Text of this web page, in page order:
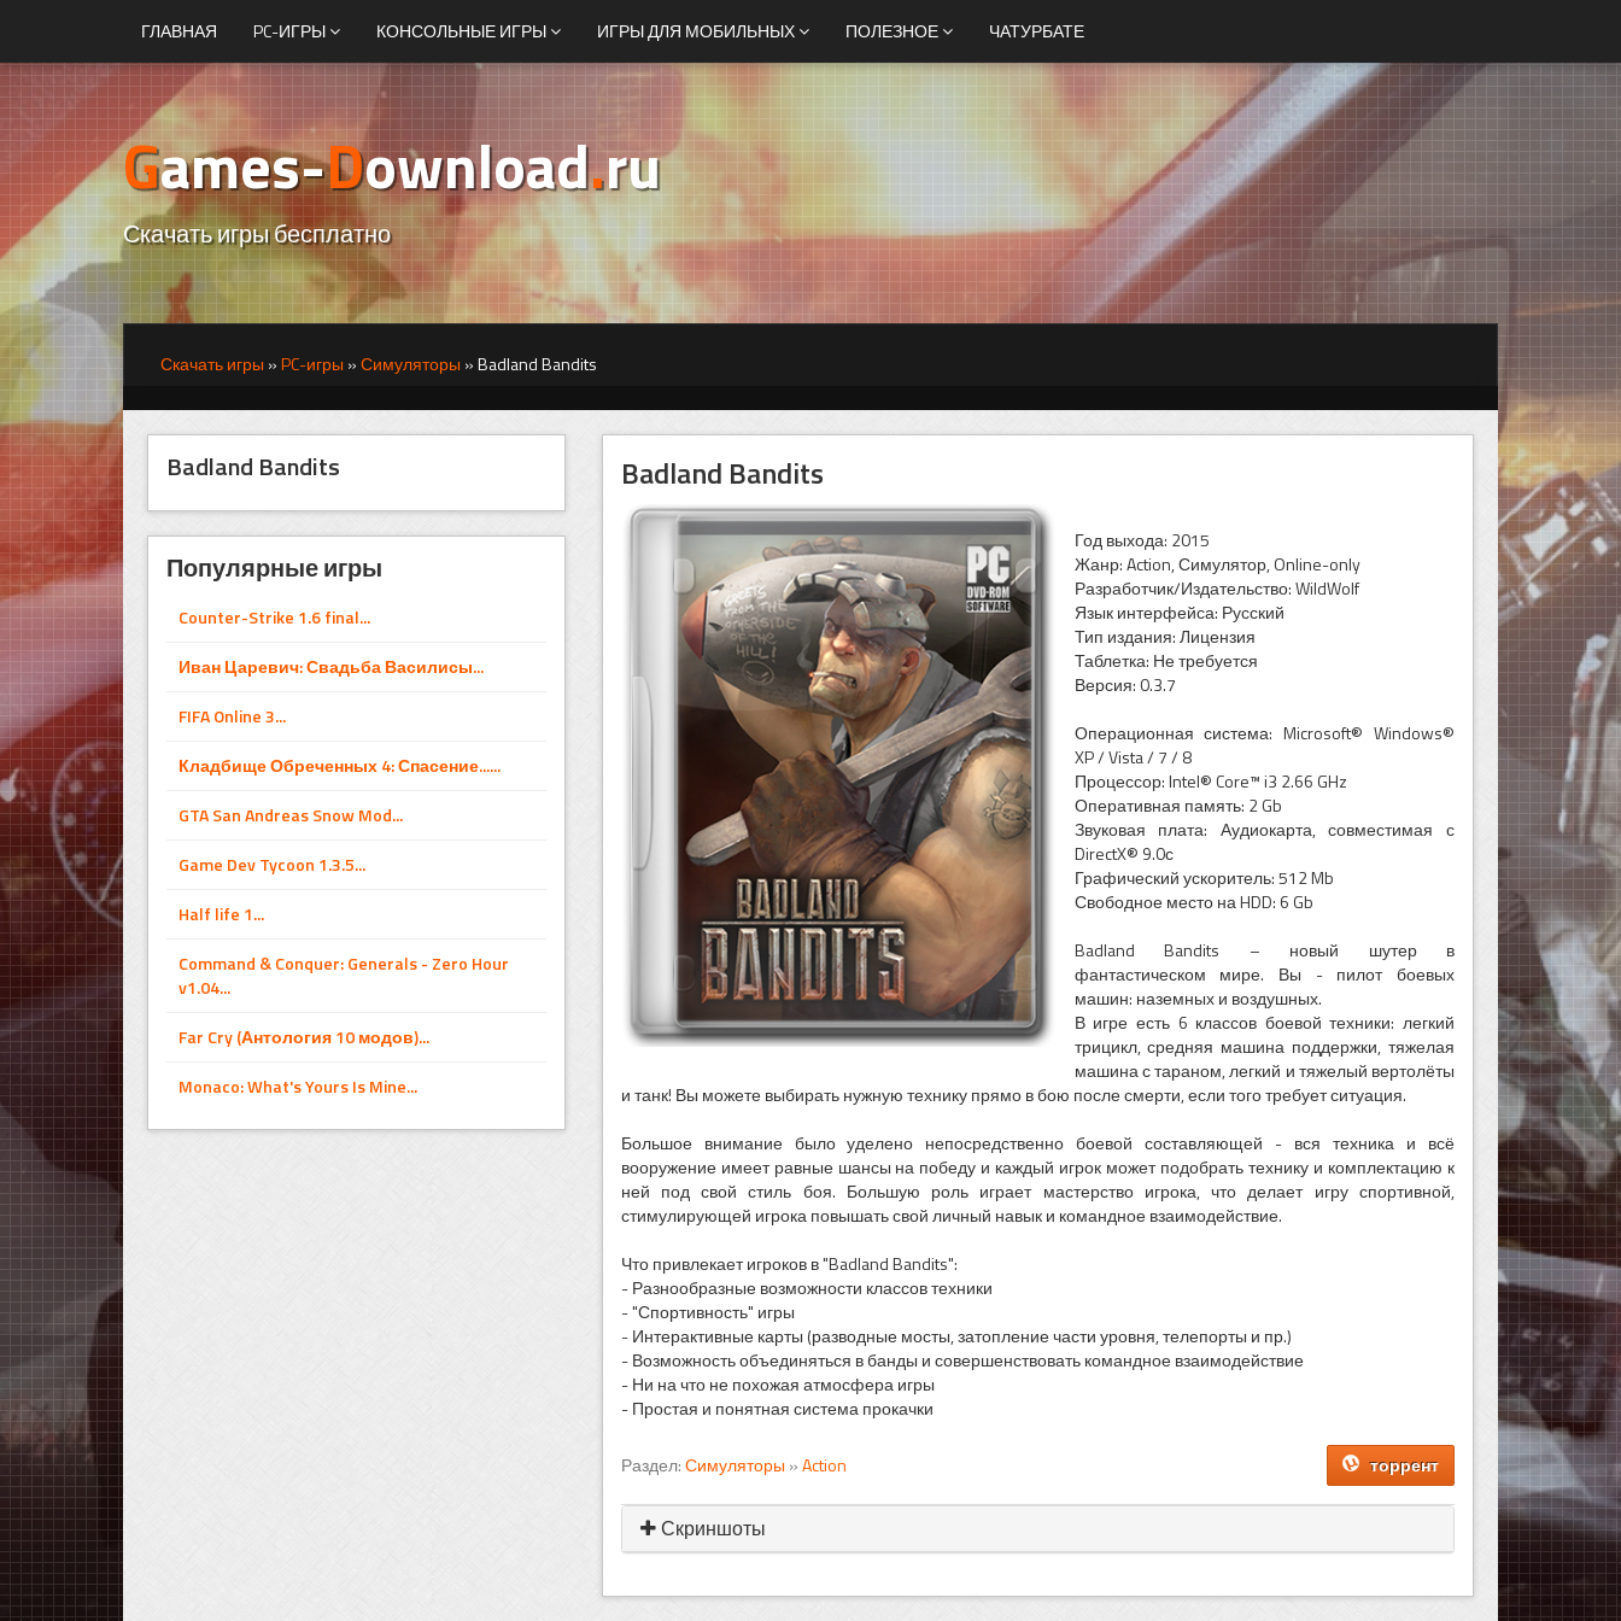
ГЛАВНАЯ PC-ИГРЫ КОНСОЛЬНЫЕ ИГРЫ ИГРЫ ДЛЯ МОБИЛЬНЫХ ПОЛЕЗНОЕ ЧАТУРБАТЕ
Games-Download.ru
Скачать игры бесплатно
Скачать игры »PC-игры »Симуляторы »Badland Bandits
Badland Bandits
Популярные игры
Counter-Strike 1.6 final...
Иван Царевич: Свадьба Василисы...
FIFA Online 3...
Кладбище Обреченных 4: Спасение......
GTA San Andreas Snow Mod...
Game Dev Tycoon 1.3.5...
Half life 1...
Command & Conquer: Generals - Zero Hour
v1.04...
Far Cry (Антология 10 модов)...
Monaco: What's Yours Is Mine...
Badland Bandits
Год выхода: 2015
Жанр: Action, Симулятор, Online-only
Разработчик/Издательство: WildWolf
Язык интерфейса: Русский
Тип издания: Лицензия
Таблетка: Не требуется
Версия: 0.3.7
Операционная система: Microsoft® Windows®
XP / Vista / 7 / 8
Процессор: Intel® Core™ i3 2.66 GHz
Оперативная память: 2 Gb
Звуковая плата: Аудиокарта, совместимая с
DirectX® 9.0с
Графический ускоритель: 512 Mb
Свободное место на HDD: 6 Gb
Badland Bandits – новый шутер в
фантастическом мире. Вы - пилот боевых
машин: наземных и воздушных.
В игре есть 6 классов боевой техники: легкий
трицикл, средняя машина поддержки, тяжелая
машина с тараном, легкий и тяжелый вертолёты
и танк! Вы можете выбирать нужную технику прямо в бою после смерти, если того требует ситуация.
Большое внимание было уделено непосредственно боевой составляющей - вся техника и всё
вооружение имеет равные шансы на победу и каждый игрок может подобрать технику и комплектацию к
ней под свой стиль боя. Большую роль играет мастерство игрока, что делает игру спортивной,
стимулирующей игрока повышать свой личный навык и командное взаимодействие.
Что привлекает игроков в "Badland Bandits":
- Разнообразные возможности классов техники
- "Спортивность" игры
- Интерактивные карты (разводные мосты, затопление части уровня, телепорты и пр.)
- Возможность объединяться в банды и совершенствовать командное взаимодействие
- Ни на что не похожая атмосфера игры
- Простая и понятная система прокачки
Раздел:Симуляторы»Action торрент
Скриншоты